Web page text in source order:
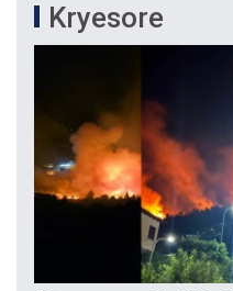
Kryesore